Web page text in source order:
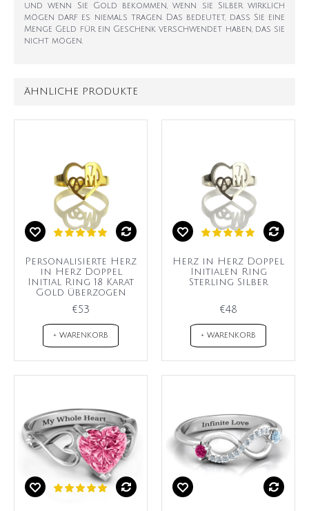
und wenn Sie Gold bekommen, wenn sie Silber wirklich
mögen darf es niemals tragen. Das bedeutet, dass Sie eine
Menge Geld für ein Geschenk verschwendet haben, das sie
nicht mögen.
ÄHNLICHE PRODUKTE
Personalisierte Herz
in Herz Doppel
Initial Ring 18 Karat
Gold überzogen
€53
+ WARENKORB
Herz in Herz Doppel
Initialen Ring
Sterling Silber
€48
+ WARENKORB